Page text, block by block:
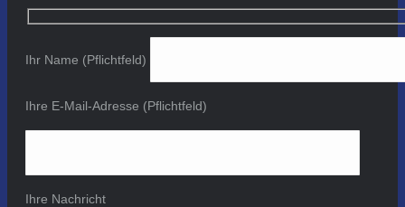
Ihr Name (Pflichtfeld)
Ihre E-Mail-Adresse (Pflichtfeld)
Ihre Nachricht